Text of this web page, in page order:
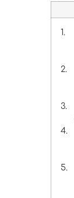
1.
2.
3.
4.
5.